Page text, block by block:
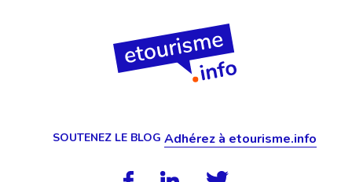
SOUTENEZ LE BLOG Adhérez à etourisme.info